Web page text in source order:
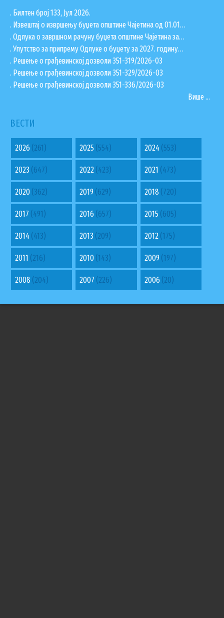
. Билтен број 133, Јул 2026.
. Извештај о извршењу буџета општине Чајетина од 01.01…
. Одлука о завршном рачуну буџета општине Чајетина за…
. Упутство за припрему Одлуке о буџету за 2027. годину…
. Решење о грађевинској дозволи 351-319/2026-03
. Решење о грађевинској дозволи 351-329/2026-03
. Решење о грађевинској дозволи 351-336/2026-03
Више ...
ВЕСТИ
2026 (261) 2025 (554) 2024 (553)
2023 (647) 2022 (423) 2021 (473)
2020 (362) 2019 (629) 2018 (720)
2017 (491) 2016 (657) 2015(605)
2014 (413) 2013 (209) 2012(175)
2011 (216) 2010 (143) 2009(197)
2008 (204) 2007 (226) 2006(20)